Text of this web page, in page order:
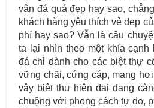
vân đá quá đẹp hay sao,
khách hàng yêu thích vẻ đẹp
phí hay sao? Vẫn là câu
ta lại nhìn theo một khía
đá chỉ dành cho các biệt thự
vững chãi, cứng cáp, mang
vậy biệt thự hiện đại đang
chuộng với phong cách tự do,